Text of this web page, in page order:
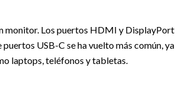
monitor. Los puertos HDMI y DisplayPort
USB-C se ha vuelto más común, ya
laptops, teléfonos y tabletas.